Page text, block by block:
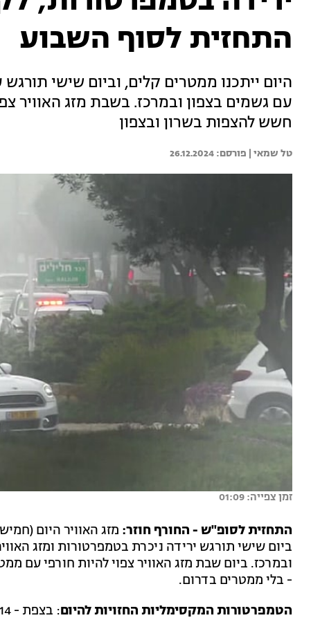
התחזית לסוף השבוע
היום ייתכנו ממטרים קלים, וביום שישי
עם גשמים בצפון ובמרכז. בשבת מזג האוויר
חשש להצפות בשרון ובצפון
טל שמאי | 26.12.2024
זמן צפייה: 01:09
התחזית לסופ"ש - החורף חוזר: מזג האוויר היום
ביום שישי תורגש ירידה ניכרת בטמפרטורות ומזג
ובמרכז. ביום שבת מזג האוויר צפוי להיות חורפי עם
- בלי ממטרים בדרום.
הטמפרטורות המקסימליות החזויות להיום